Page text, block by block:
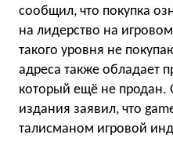
сообщил, что покупка
на лидерство на
такого уровня не
адреса также обладает
который ещё не продан.
издания заявил, что
талисманом игровой